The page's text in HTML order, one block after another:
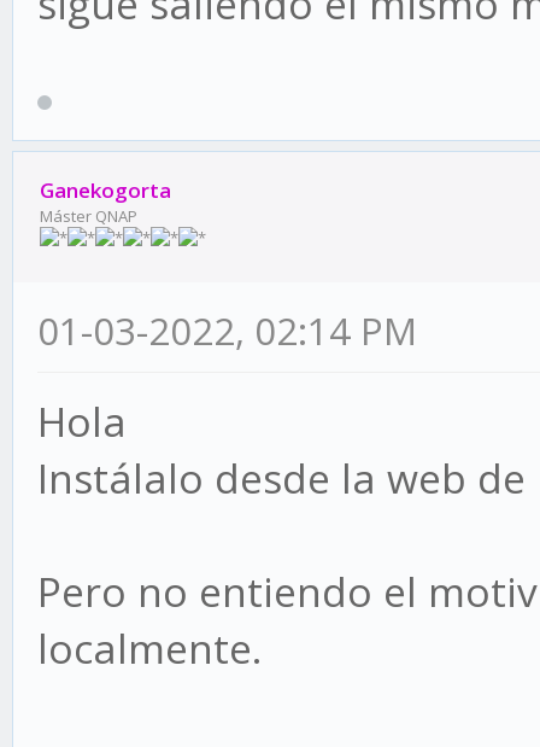
Ganekogorta
Máster QNAP
01-03-2022, 02:14 PM
Hola
Instálalo desde la web de
Pero no entiendo el
localmente.